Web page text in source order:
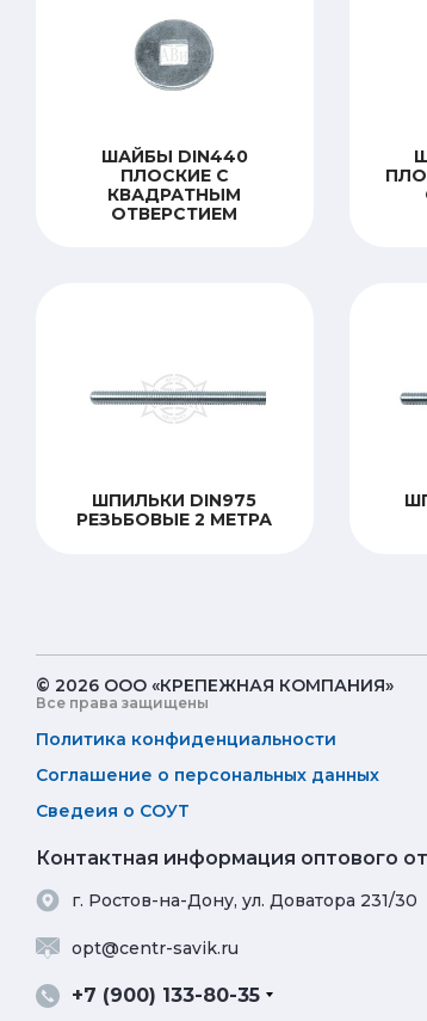
ШАЙБЫ DIN440
ПЛОСКИЕ С
КВАДРАТНЫМ
ОТВЕРСТИЕМ
ШПИЛЬКИ DIN975
РЕЗЬБОВЫЕ 2 МЕТРА
© 2026 ООО «КРЕПЕЖНАЯ КОМПАНИЯ»
Все права защищены
Политика конфиденциальности
Соглашение о персональных данных
Сведеия о СОУТ
Контактная информация оптового
г. Ростов-на-Дону, ул. Доватора 231/30
opt@centr-savik.ru
+7 (900) 133-80-35